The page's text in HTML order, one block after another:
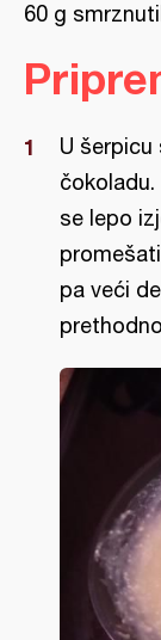
60 g
U šerpicu
se lepo
pa veći